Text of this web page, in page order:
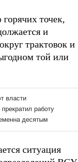
точек,
и
трактовок и
той или
ситуация